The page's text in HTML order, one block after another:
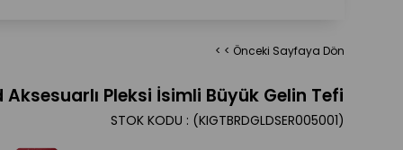
< < Önceki Sayfaya Dön
Pleksi İsimli Büyük Gelin Tefi
(KIGTBRDGLDSER005001)
STOK KODU